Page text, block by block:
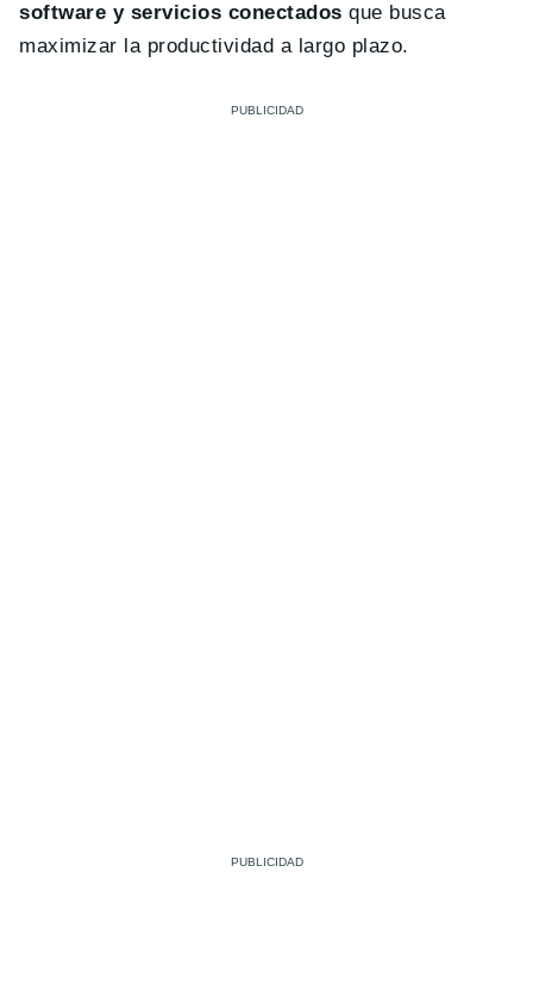
software y servicios conectados que busca
maximizar la productividad a largo plazo.